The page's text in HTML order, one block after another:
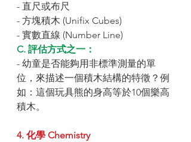
- 直尺或布尺
- 方塊積木 (Unifix Cubes)
- 實數直線 (Number Line)
C. 評估方式之一：
- 幼童是否能夠用非標準測量的單
位，來描述一個積木結構的特徵？例
如：這個玩具熊的身高等於10個樂高
積木。
4. 化學 Chemistry